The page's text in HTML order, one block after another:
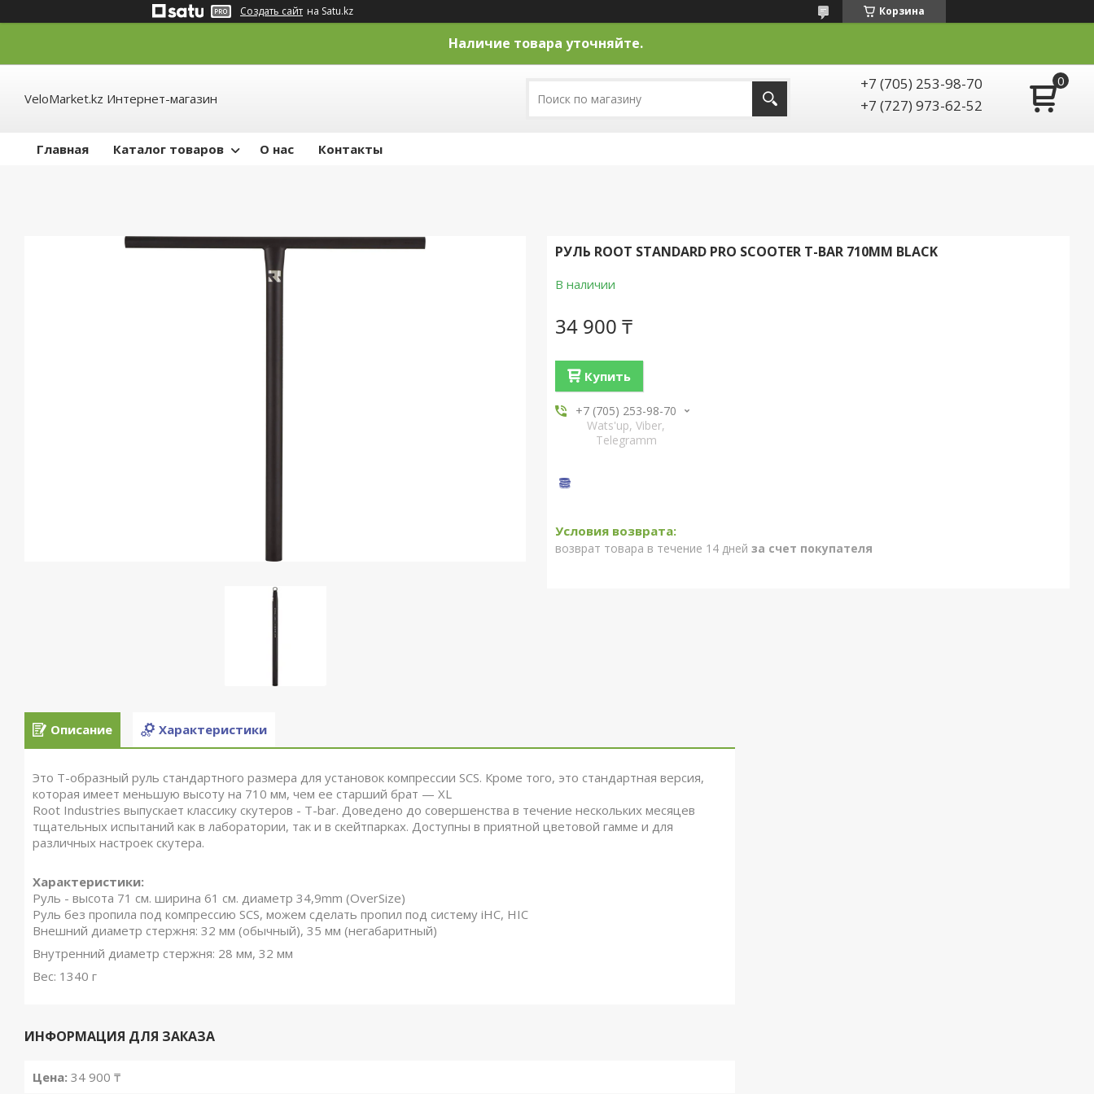
Создать сайт на Satu.kz Корзина
Наличие товара уточняйте.
VeloMarket.kz Интернет-магазин
+7 (705) 253-98-70
+7 (727) 973-62-52
Главная Каталог товаров О нас Контакты
РУЛЬ ROOT STANDARD PRO SCOOTER T-BAR 710MM BLACK
В наличии
34 900 ₸
Купить
+7 (705) 253-98-70
Wats'up, Viber,
Telegramm
возврат товара в течение 14 дней за счет покупателя
Описание Характеристики
Это Т-образный руль стандартного размера для установок компрессии SCS. Кроме того, это стандартная версия,
которая имеет меньшую высоту на 710 мм, чем ее старший брат — XL
Root Industries выпускает классику скутеров - T-bar. Доведено до совершенства в течение нескольких месяцев
тщательных испытаний как в лаборатории, так и в скейтпарках. Доступны в приятной цветовой гамме и для
различных настроек скутера.
Характеристики:
Руль - высота 71 см. ширина 61 см. диаметр 34,9mm (OverSize)
Руль без пропила под компрессию SCS, можем сделать пропил под систему iHC, HIC
Внешний диаметр стержня: 32 мм (обычный), 35 мм (негабаритный)
Внутренний диаметр стержня: 28 мм, 32 мм
Вес: 1340 г
ИНФОРМАЦИЯ ДЛЯ ЗАКАЗА
Цена: 34 900 ₸